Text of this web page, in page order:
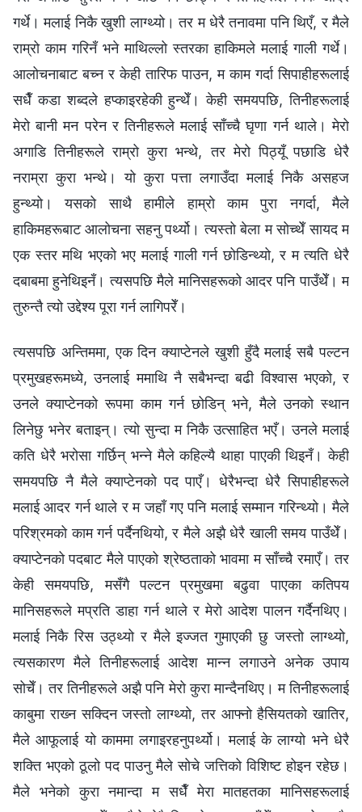
गर्थे। मलाई निकै खुशी लाग्थ्यो। तर म धेरै तनावमा पनि थिएँ, र मैले
राम्रो काम गरिनँ भने माथिल्‍लो स्तरका हाकिमले मलाई गाली गर्थे।
आलोचनाबाट बच्‍न र केही तारिफ पाउन, म काम गर्दा सिपाहीहरूलाई
सधैँ कडा शब्‍दले हप्काइरहेकी हुन्थेँ। केही समयपछि, तिनीहरूलाई
मेरो बानी मन परेन र तिनीहरूले मलाई साँच्‍चै घृणा गर्न थाले। मेरो
अगाडि तिनीहरूले राम्रो कुरा भन्थे, तर मेरो पिठ्यूँ पछाडि धेरै
नराम्रा कुरा भन्थे। यो कुरा पत्ता लगाउँदा मलाई निकै असहज
हुन्थ्यो। यसको साथै हामीले हाम्रो काम पुरा नगर्दा, मैले
हाकिमहरूबाट आलोचना सहनु पर्थ्यो। त्यस्तो बेला म सोच्थेँ सायद म
एक स्तर मथि भएको भए मलाई गाली गर्न छोडिन्थ्यो, र म त्यति धेरै
दबाबमा हुनेथिइनँ। त्यसपछि मैले मानिसहरूको आदर पनि पाउँथेँ। म
तुरुन्तै त्यो उद्देश्य पूरा गर्न लागिपरेँ।
त्यसपछि अन्तिममा, एक दिन क्याप्टेनले खुशी हुँदै मलाई सबै पल्टन
प्रमुखहरूमध्ये, उनलाई ममाथि नै सबैभन्दा बढी विश्‍वास भएको, र
उनले क्याप्टेनको रूपमा काम गर्न छोडिन् भने, मैले उनको स्थान
लिनेछु भनेर बताइन्। त्यो सुन्दा म निकै उत्साहित भएँ। उनले मलाई
कति धेरै भरोसा गर्छिन् भन्‍ने मैले कहिल्यै थाहा पाएकी थिइनँ। केही
समयपछि नै मैले क्याप्टेनको पद पाएँ। धेरैभन्दा धेरै सिपाहीहरूले
मलाई आदर गर्न थाले र म जहाँ गए पनि मलाई सम्‍मान गरिन्थ्यो। मैले
परिश्रमको काम गर्न पर्दैनथियो, र मैले अझै धेरै खाली समय पाउँथेँ।
क्याप्टेनको पदबाट मैले पाएको श्रेष्ठताको भावमा म साँच्‍चै रमाएँ। तर
केही समयपछि, मसँगै पल्टन प्रमुखमा बढुवा पाएका कतिपय
मानिसहरूले मप्रति डाहा गर्न थाले र मेरो आदेश पालन गर्दैनथिए।
मलाई निकै रिस उठ्थ्यो र मैले इज्‍जत गुमाएकी छु जस्तो लाग्थ्यो,
त्यसकारण मैले तिनीहरूलाई आदेश मान्‍न लगाउने अनेक उपाय
सोचेँ। तर तिनीहरूले अझै पनि मेरो कुरा मान्दैनथिए। म तिनीहरूलाई
काबुमा राख्‍न सक्दिन जस्तो लाग्थ्यो, तर आफ्‍नो हैसियतको खातिर,
मैले आफूलाई यो काममा लगाइरहनुपर्थ्यो। मलाई के लाग्यो भने धेरै
शक्ति भएको ठूलो पद पाउनु मैले सोचे जत्तिको विशिष्ट होइन रहेछ।
मैले भनेको कुरा नमान्दा म सधैँ मेरा मातहतका मानिसहरूलाई